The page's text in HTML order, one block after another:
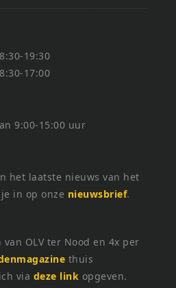
19:30
17:00
9:00-15:00 uur
het laatste nieuws van het
in op onze nieuwsbrief.
OLV ter Nood en 4x per
thuis
via deze link opgeven.